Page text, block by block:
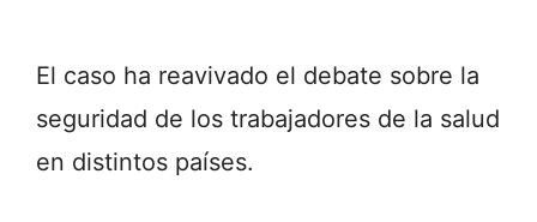
El caso ha reavivado el debate sobre la
seguridad de los trabajadores de la salud
en distintos países.